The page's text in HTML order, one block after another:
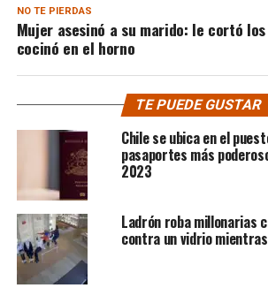
NO TE PIERDAS
Mujer asesinó a su marido: le cortó
cocinó en el horno
TE PUEDE GUSTAR
Chile se ubica en el
pasaportes más
2023
Ladrón roba millonarias
contra un vidrio